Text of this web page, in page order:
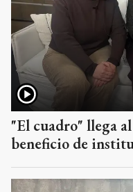
"El cuadro" llega
beneficio de